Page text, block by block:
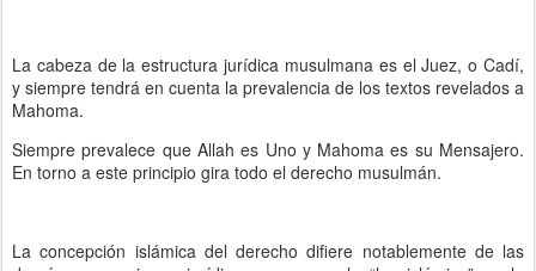
La cabeza de la estructura jurídica musulmana es el Juez, o Cadí,
y siempre tendrá en cuenta la prevalencia de los textos revelados a
Mahoma.
Siempre prevalece que Allah es Uno y Mahoma es su Mensajero.
En torno a este principio gira todo el derecho musulmán.
La concepción islámica del derecho difiere notablemente de las